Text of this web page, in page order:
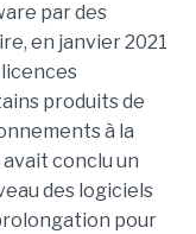
par des
en janvier 2021
licences
produits de
à la
conclu un
des logiciels
pour